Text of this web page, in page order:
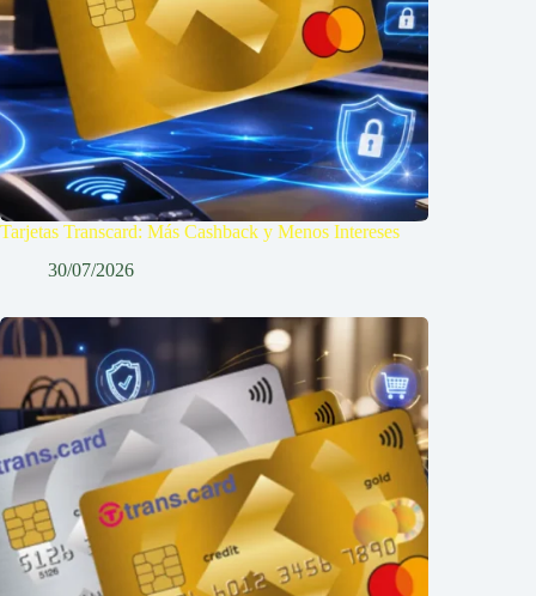
Tarjetas Transcard: Más Cashback y Menos Intereses
30/07/2026